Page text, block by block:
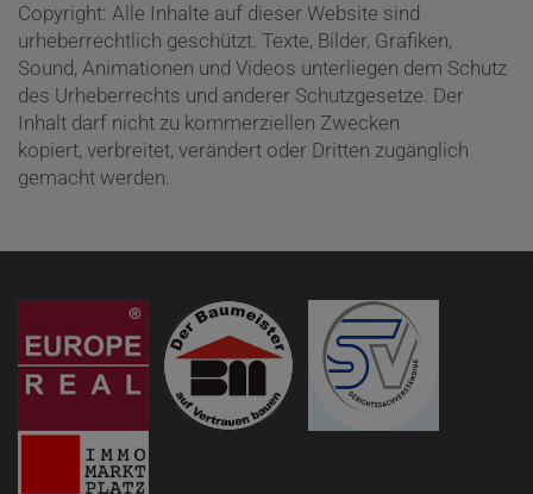
Copyright: Alle Inhalte auf dieser Website sind
urheberrechtlich geschützt. Texte, Bilder, Grafiken,
Sound, Animationen und Videos unterliegen dem Schutz
des Urheberrechts und anderer Schutzgesetze. Der
Inhalt darf nicht zu kommerziellen Zwecken
kopiert, verbreitet, verändert oder Dritten zugänglich
gemacht werden.